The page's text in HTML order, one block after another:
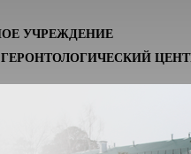
УЧРЕЖДЕНИЕ